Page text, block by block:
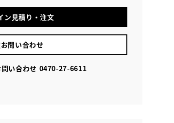
ン見積り・注文
問い合わせ
い合わせ 0470-27-6611